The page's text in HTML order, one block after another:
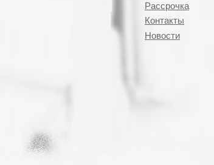
Рассрочка
Контакты
Новости